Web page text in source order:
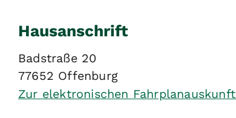
Hausanschrift
Badstraße 20
77652 Offenburg
Zur elektronischen Fahrplanauskunft